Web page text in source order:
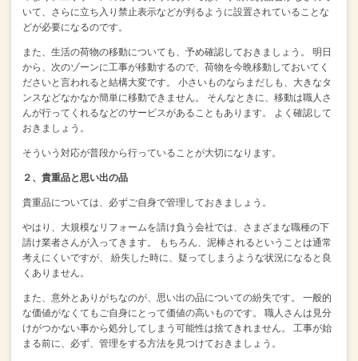
いて、さらに立ち入り禁止表示などが判るように設置されていることな
どが必要になるのです。
また、生活の荷物の移動についても、予め確認しておきましょう。
明日
から、次のゾーンに工事が移動するので、荷物を今晩移動しておいてく
ださいと言われると結構大変です。
小さいものならまだしも、大きなタ
ンスなどなかなか簡単に移動できません。
そんなときに、移動は職人さ
んが行ってくれるなどのサービスがあることもあります。
よく確認して
おきましょう。
そういう対応が普段から行っていることが大切になります。
２、貴重品と思い出の品
貴重品については、必ずご自身で管理しておきましょう。
やはり、大規模なリフォームを請け負う会社では、さまざまな職種の下
請け業者さんが入ってきます。
もちろん、泥棒されるということは通常
考えにくいですが、
紛失した時に、疑ってしまうような状況になると良
くありません。
また、意外とありがちなのが、思い出の品についての紛失です。
一般的
な価値がなくてもご自身にとって価値の高いものです。
職人さんは見分
けがつかない事から処分してしまう可能性は捨てきれません。
工事が始
まる前に、必ず、管理をする方法を見つけておきましょう。